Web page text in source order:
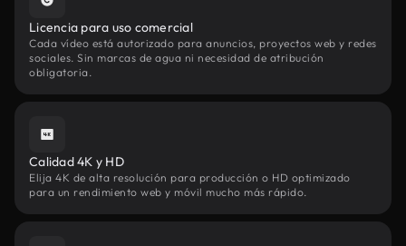
Licencia para uso comercial
Cada vídeo está autorizado para anuncios, proyectos web y redes
sociales. Sin marcas de agua ni necesidad de atribución
obligatoria.
Calidad 4K y HD
Elija 4K de alta resolución para producción o HD optimizado
para un rendimiento web y móvil mucho más rápido.